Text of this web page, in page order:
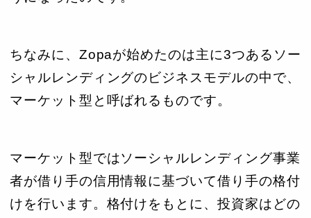
ちなみに、Zopaが始めたのは主に3つあるソー
シャルレンディングのビジネスモデルの中で、
マーケット型と呼ばれるものです。
マーケット型ではソーシャルレンディング事業
者が借り手の信用情報に基づいて借り手の格付
けを行います。格付けをもとに、投資家はどの